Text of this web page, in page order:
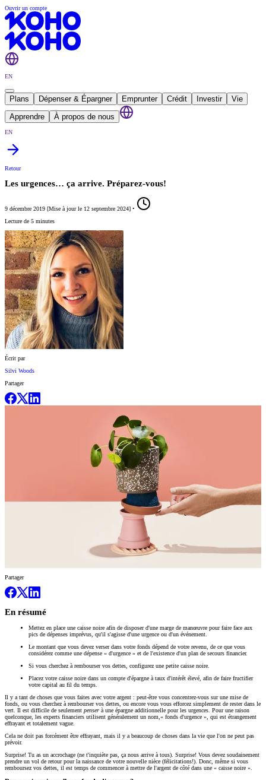
Ouvrir un compte
EN
Plans Dépenser & Épargner Emprunter Crédit Investir
Vie
Apprendre
À propos de nous
EN
Retour
Les urgences… ça arrive. Préparez-vous!
9 décembre 2019 [Mise à jour le 12 septembre 2024] •
Lecture de 5 minutes
Écrit par
Silvi Woods
Partager
Partager
En résumé
Mettez en place une caisse noire afin de disposer d'une marge de manœuvre pour faire face aux
pics de dépenses imprévus, qu'il s'agisse d'une urgence ou d'un événement.
Le montant que vous devez verser dans votre fonds dépend de votre revenu, de ce que vous
considérez comme une dépense « d'urgence » et de l'existence d'un plan de secours financier.
Si vous cherchez à rembourser vos dettes, configurez une petite caisse noire.
Placez votre caisse noire dans un compte d'épargne à taux d'intérêt élevé, afin de faire fructifier
votre capital au fil du temps.
Il y a tant de choses que vous faites avec votre argent : peut-être vous concentrez-vous sur une mise de
fonds, ou vous cherchez à rembourser vos dettes, ou encore vous vous efforcez simplement de rester dans le
vert. Il est difficile de seulement penser à une épargne additionnelle pour les urgences. Pour une raison
quelconque, les experts financiers utilisent généralement un nom,« fonds d'urgence », qui est étrangement
effrayant et totalement vague.
Cela ne doit pas forcément être effrayant, mais il y a beaucoup de choses dans la vie que l'on ne peut pas
prévoir.
Surprise! Tu as un accrochage (ne t'inquiète pas, ça nous arrive à tous). Surprise! Vous devez soudainement
prendre un vol de retour pour la naissance de votre nouvelle nièce (félicitations!). Donc, même si vous
remboursez vos dettes, il est temps de commencer à mettre de l'argent de côté dans une « caisse noire ».